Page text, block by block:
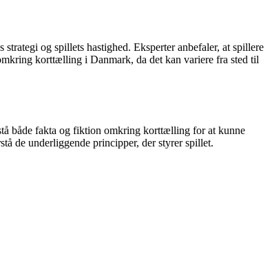
og spillets hastighed. Eksperter anbefaler, at spillere
korttælling i Danmark, da det kan variere fra sted til
både fakta og fiktion omkring korttælling for at kunne
de underliggende principper, der styrer spillet.